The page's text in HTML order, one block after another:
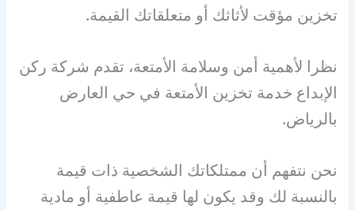
تخزين مؤقت لأثاثك أو متعلقاتك القيمة.
نظرا لأهمية أمن وسلامة الأمتعة، تقدم شركة ركن
الإبداع خدمة تخزين الأمتعة في حي العارض
بالرياض.
نحن نتفهم أن ممتلكاتك الشخصية ذات قيمة
بالنسبة لك وقد يكون لها قيمة عاطفية أو مادية